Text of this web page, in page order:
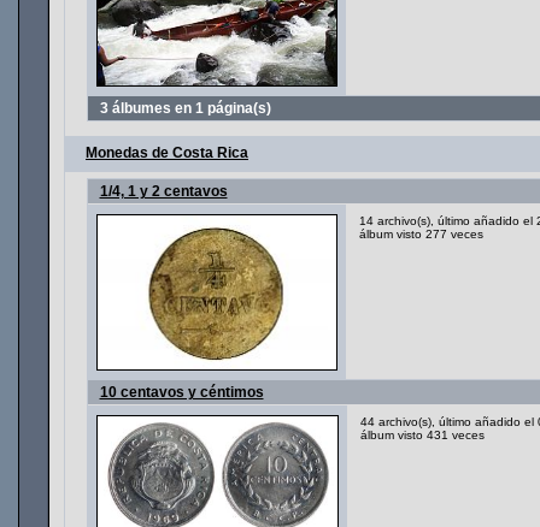
3 álbumes en 1 página(s)
Monedas de Costa Rica
1/4, 1 y 2 centavos
14 archivo(s), último añadido el
álbum visto 277 veces
10 centavos y céntimos
44 archivo(s), último añadido
álbum visto 431 veces